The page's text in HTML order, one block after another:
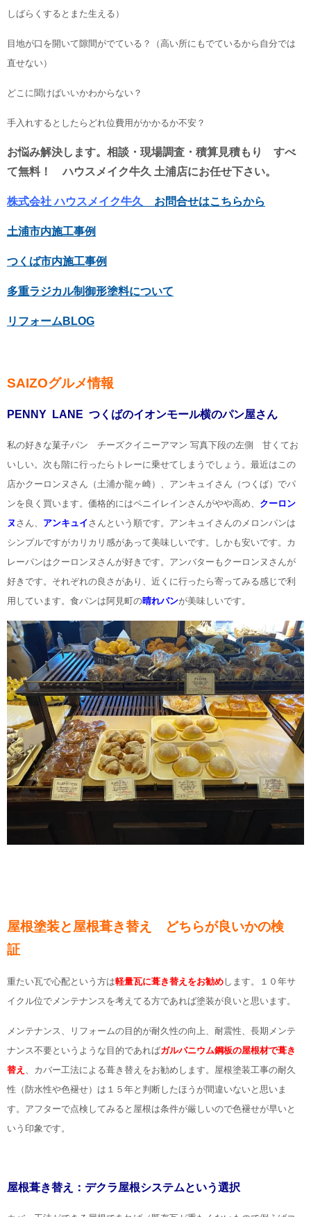
しばらくするとまた生える）
目地が口を開いて隙間がでている？（高い所にもでているから自分では
直せない）
どこに聞けばいいかわからない？
手入れするとしたらどれ位費用がかかるか不安？
お悩み解決します。相談・現場調査・積算見積もり すべ
て無料！ ハウスメイク牛久 土浦店にお任せ下さい。
株式会社 ハウスメイク牛久 お問合せはこちらから
土浦市内施工事例
つくば市内施工事例
多重ラジカル制御形塗料について
リフォームBLOG
SAIZOグルメ情報
PENNY LANE つくばのイオンモール横のパン屋さん
私の好きな菓子パン チーズクイニーアマン 写真下段の左側 甘くてお
いしい。次も階に行ったらトレーに乗せてしまうでしょう。最近はこの
店かクーロンヌさん（土浦か龍ヶ崎）、アンキュイさん（つくば）でパ
ンを良く買います。価格的にはペニイレインさんがやや高め、 クーロン
ヌ さん、 アンキュイさんという順です。アンキュイさんのメロンパンは
シンプルですがカリカリ感があって美味しいです。しかも安いです。カ
レーパンはクーロンヌさんが好きです。アンバターもクーロンヌさんが
好きです。それぞれの良さがあり、近くに行ったら寄ってみる感じで利
用しています。食パンは阿見町の晴れパンが美味しいです。
屋根塗装と屋根葺き替え どちらが良いかの検
証
重たい瓦で心配という方は軽量瓦に葺き替えをお勧め します。１０年サ
イクル位でメンテナンスを考えてる方であれば塗装が良いと思います。
メンテナンス、リフォームの目的が耐久性の向上、耐震性、長期メンテ
ナンス不要というような目的であればガルバニウム鋼板の屋根材で葺き
替え 、カバー工法による葺き替えをお勧めします。屋根塗装工事の耐久
性（防水性や色褪せ）は１５年と判断したほうが間違いないと思いま
す。アフターで点検してみると屋根は条件が厳しいので色褪せが早いと
いう印象です。
屋根葺き替え：デクラ屋根システムという選択